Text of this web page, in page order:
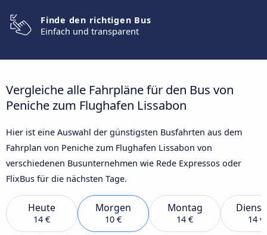
Finde den richtigen Bus
Einfach und transparent
Vergleiche alle Fahrpläne für den Bus von
Peniche zum Flughafen Lissabon
Hier ist eine Auswahl der günstigsten Busfahrten aus dem
Fahrplan von Peniche zum Flughafen Lissabon von
verschiedenen Busunternehmen wie Rede Expressos oder
FlixBus für die nächsten Tage.
Heute
14 €
Morgen
10 €
Montag
14 € 14 €